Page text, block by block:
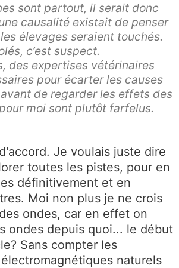
sont partout, il serait donc
causalité existait de penser
élevages seraient touchés.
c’est suspect.
des expertises vétérinaires
pour écarter les causes
de regarder les effets des
moi sont plutôt farfelus.
Je voulais juste dire
toutes les pistes, pour en
définitivement et en
Moi non plus je ne crois
ondes, car en effet on
ondes depuis quoi... le début
Sans compter les
naturels